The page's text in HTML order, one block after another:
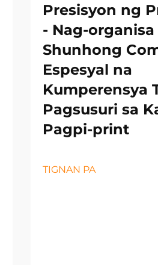
Presisyon ng
- Nag-organisa
Shunhong
Espesyal na
Kumperensya
Pagsusuri sa
Pagpi-print
TIGNAN PA